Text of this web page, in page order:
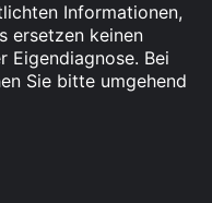
Informationen,
ersetzen keinen
Eigendiagnose. Bei
Sie bitte umgehend